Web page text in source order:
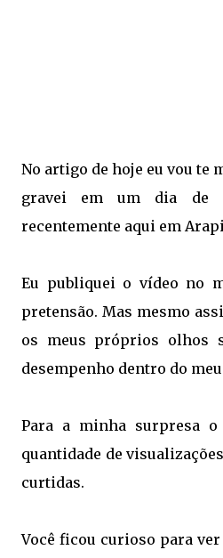
No artigo de hoje eu vou te
gravei em um dia de
recentemente aqui em
Eu publiquei o vídeo no
pretensão. Mas mesmo
os meus próprios olhos
desempenho dentro do
Para a minha surpresa o
quantidade de
curtidas.
Você ficou curioso para